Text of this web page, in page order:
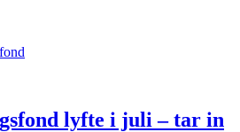
lyfte i juli – tar in